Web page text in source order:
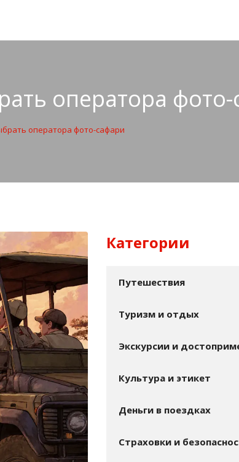
оператора
оператора фото-сафари
Категории
Путешествия
Туризм и отдых
Культура и этикет
Деньги в поездках
Страховки и